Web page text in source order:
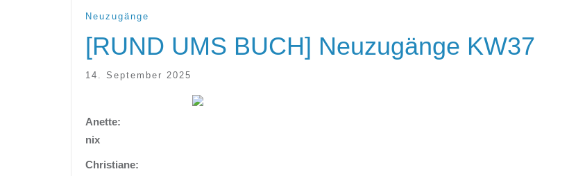
Neuzugänge
[RUND UMS BUCH] Neuzugänge KW37
14. September 2025
Anette:
nix
Christiane: